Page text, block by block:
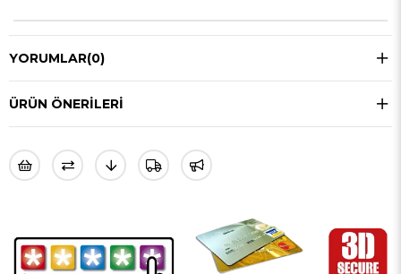
YORUMLAR(0)
ÜRÜN ÖNERILERI